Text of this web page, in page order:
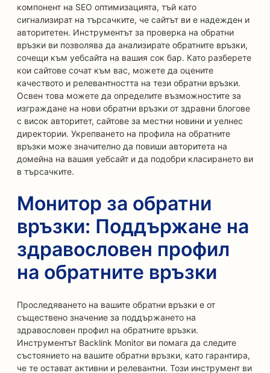
компонент на SEO оптимизацията, тъй като
сигнализират на търсачките, че сайтът ви е надежден и
авторитетен. Инструментът за проверка на обратни
връзки ви позволява да анализирате обратните връзки,
сочещи към уебсайта на вашия сок бар. Като разберете
кои сайтове сочат към вас, можете да оцените
качеството и релевантността на тези обратни връзки.
Освен това можете да определите възможностите за
изграждане на нови обратни връзки от здравни блогове
с висок авторитет, сайтове за местни новини и уелнес
директории. Укрепването на профила на обратните
връзки може значително да повиши авторитета на
домейна на вашия уебсайт и да подобри класирането ви
в търсачките.
Монитор за обратни
връзки: Поддържане на
здравословен профил
на обратните връзки
Проследяването на вашите обратни връзки е от
съществено значение за поддържането на
здравословен профил на обратните връзки.
Инструментът Backlink Monitor ви помага да следите
състоянието на вашите обратни връзки, като гарантира,
че те остават активни и релевантни. Този инструмент ви